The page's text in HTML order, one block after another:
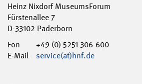
Heinz Nixdorf MuseumsForum
Fürstenallee 7
D-33102 Paderborn
Fon
+49 (0) 5251 306-600
E-Mail
service(at)hnf.de